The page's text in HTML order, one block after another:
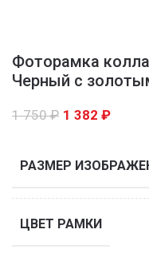
Фоторамка
Черный с
1 750₽ 1 382 ₽
РАЗМЕР
ЦВЕТ РАМКИ